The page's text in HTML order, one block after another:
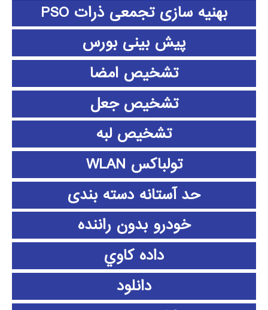
بهنیه سازی تجمعی ذرات PSO
پیش بینی بورس
تشخیص امضا
تشخیص جعل
تشخیص لبه
تولباکس WLAN
حد آستانه دسته بندی
خودرو بدون راننده
داده كاوي
دانلود